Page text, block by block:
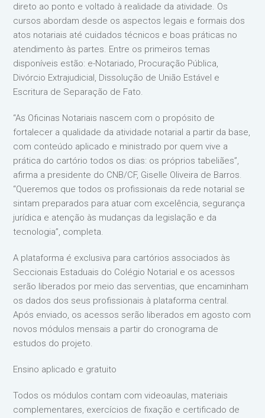
direto ao ponto e voltado à realidade da atividade. Os
cursos abordam desde os aspectos legais e formais dos
atos notariais até cuidados técnicos e boas práticas no
atendimento às partes. Entre os primeiros temas
disponíveis estão: e-Notariado, Procuração Pública,
Divórcio Extrajudicial, Dissolução de União Estável e
Escritura de Separação de Fato.
“As Oficinas Notariais nascem com o propósito de
fortalecer a qualidade da atividade notarial a partir da base,
com conteúdo aplicado e ministrado por quem vive a
prática do cartório todos os dias: os próprios tabeliães”,
afirma a presidente do CNB/CF, Giselle Oliveira de Barros.
“Queremos que todos os profissionais da rede notarial se
sintam preparados para atuar com excelência, segurança
jurídica e atenção às mudanças da legislação e da
tecnologia”, completa.
A plataforma é exclusiva para cartórios associados às
Seccionais Estaduais do Colégio Notarial e os acessos
serão liberados por meio das serventias, que encaminham
os dados dos seus profissionais à plataforma central.
Após enviado, os acessos serão liberados em agosto com
novos módulos mensais a partir do cronograma de
estudos do projeto.
Ensino aplicado e gratuito
Todos os módulos contam com videoaulas, materiais
complementares, exercícios de fixação e certificado de